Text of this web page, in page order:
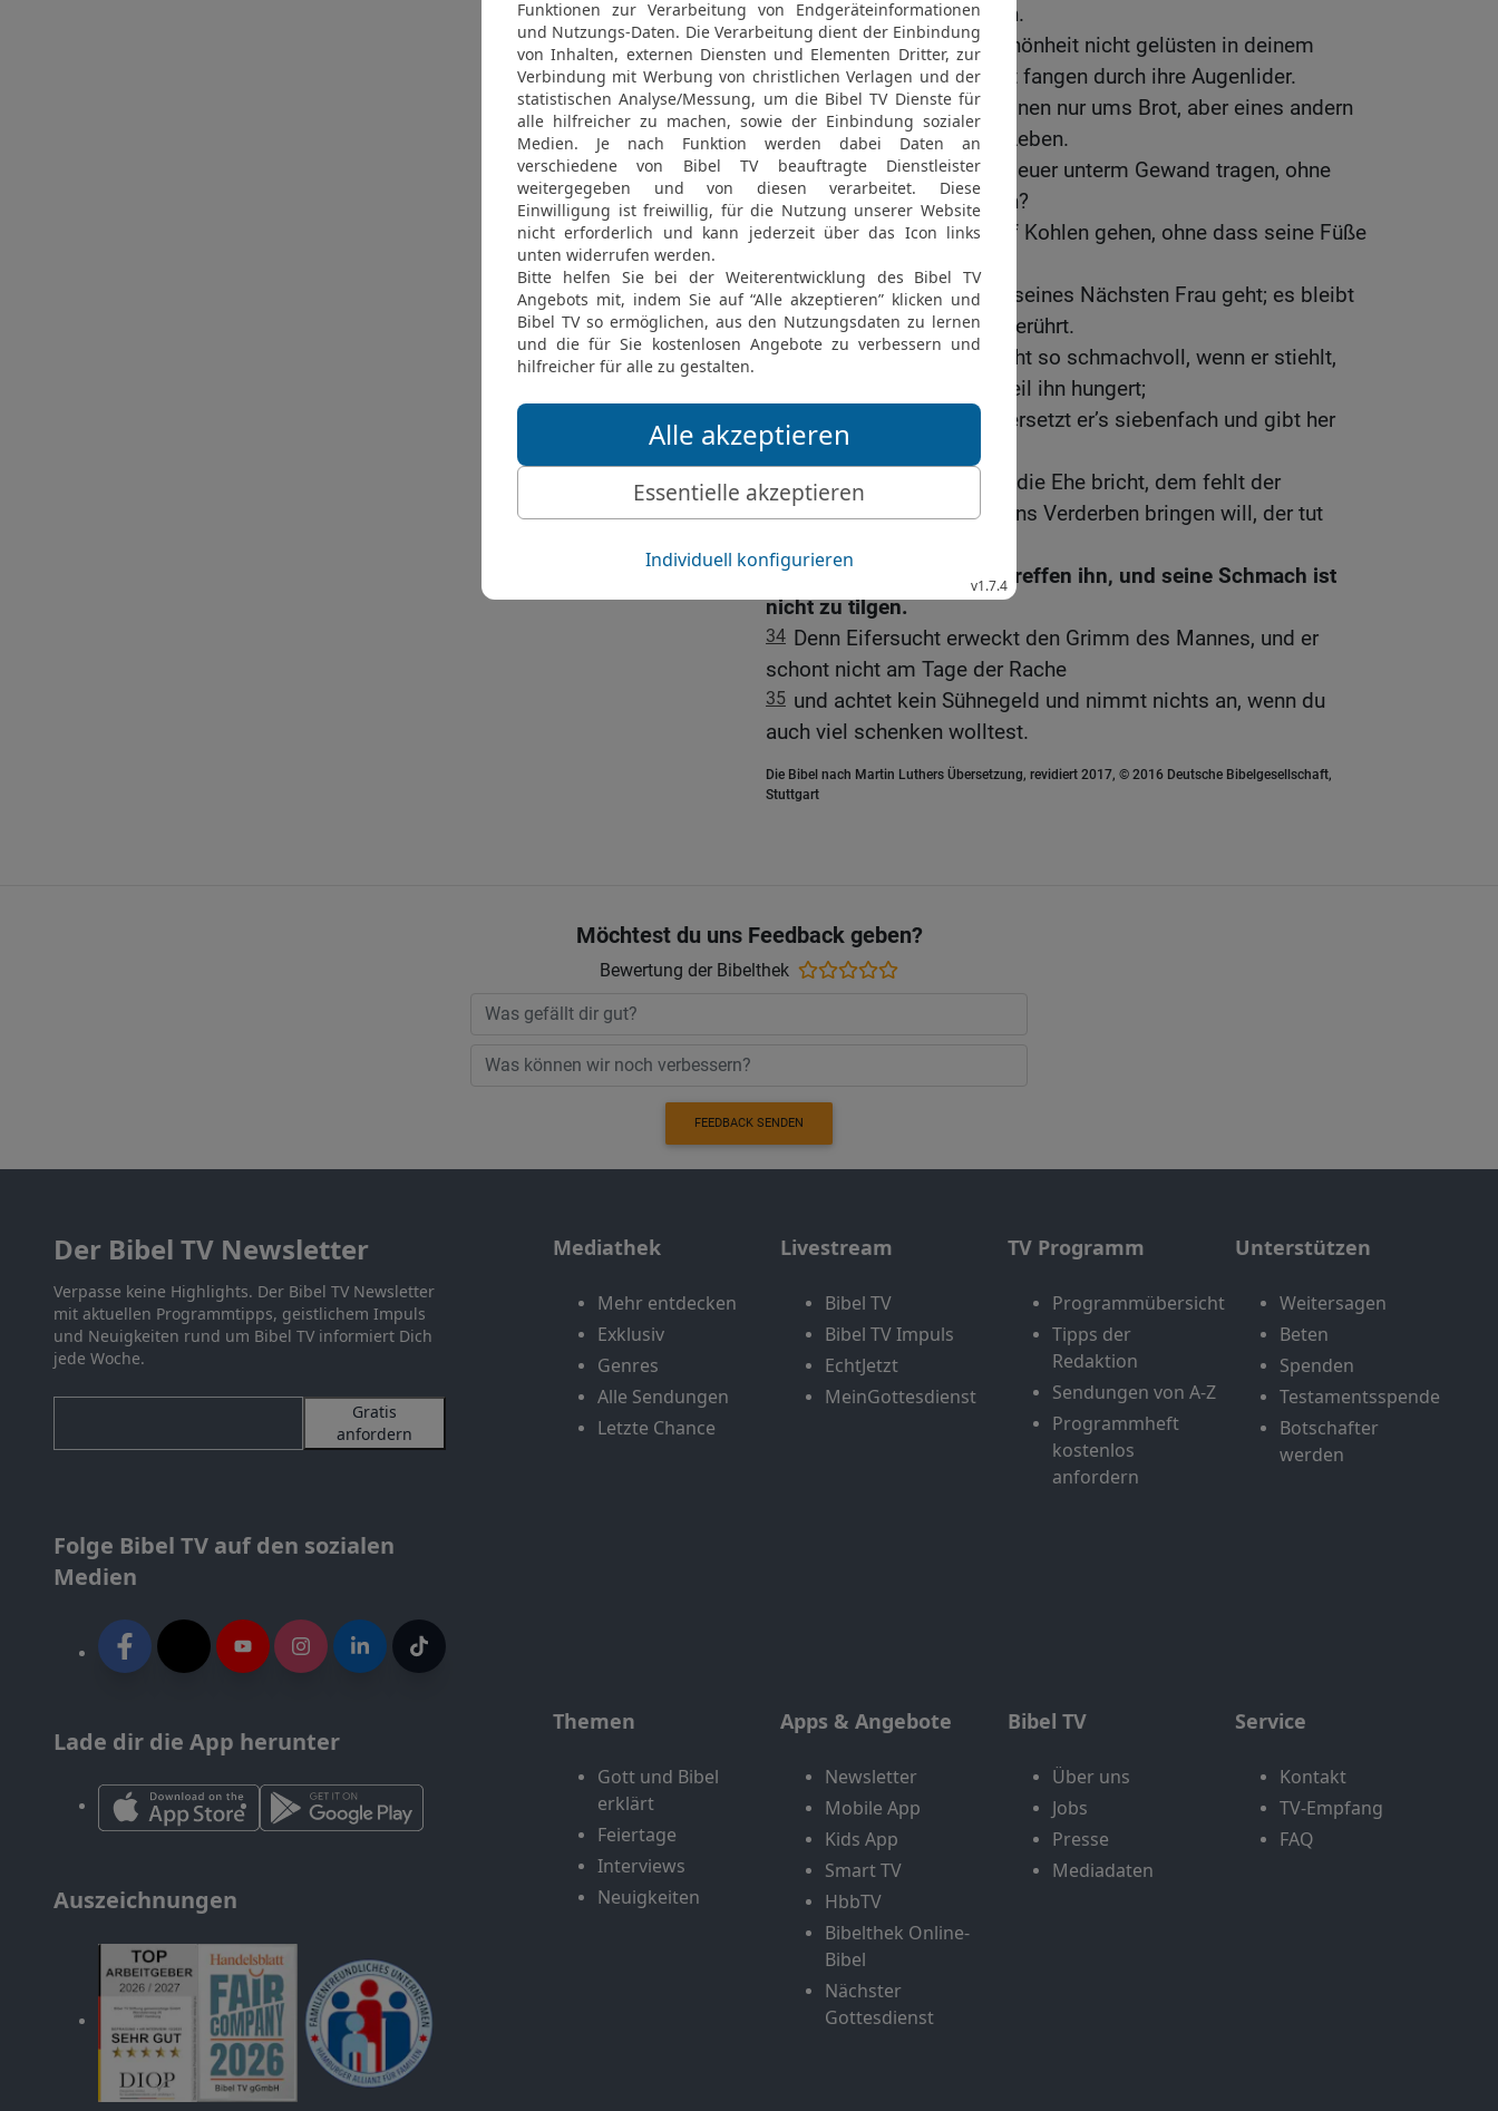
glatten Zunge der Fremden.
25 Lass dich nach ihrer Schönheit nicht gelüsten in deinem
Herzen, und lass dich nicht fangen durch ihre Augenlider.
26 Denn eine Hure bringt einen nur ums Brot, aber eines andern
Ehefrau um das kostbare Leben.
27 Kann auch jemand ein Feuer unterm Gewand tragen, ohne
dass seine Kleider brennen?
28 Oder könnte jemand auf Kohlen gehen, ohne dass seine Füße
29 So geht es dem, der zu seines Nächsten Frau geht; es bleibt
keiner ungestraft, der sie berührt.
30 Es ist für einen Dieb nicht so schmachvoll, wenn er stiehlt,
um seine Gier zu stillen, weil ihn hungert;
wenn er ergriffen wird, ersetzt er’s siebenfach und gibt her
alles Gut seines Hauses.
Aber wer mit einer Frau die Ehe bricht, dem fehlt der
Verstand. Wer sein Leben ins Verderben bringen will, der tut
33
Schläge und Schande treffen ihn, und seine Schmach ist
nicht zu tilgen.
34 Denn Eifersucht erweckt den Grimm des Mannes, und er
schont nicht am Tage der Rache
35 und achtet kein Sühnegeld und nimmt nichts an, wenn du
auch viel schenken wolltest.
Die Bibel nach Martin Luthers Übersetzung, revidiert 2017, © 2016 Deutsche Bibelgesellschaft,
Stuttgart
Möchtest du uns Feedback geben?
Bewertung der Bibelthek
FEEDBACK SENDEN
Der Bibel TV Newsletter
Verpasse keine Highlights. Der Bibel TV Newsletter
mit aktuellen Programmtipps, geistlichem Impuls
und Neuigkeiten rund um Bibel TV informiert Dich
jede Woche.
Gratis
anfordern
Folge Bibel TV auf den sozialen
Medien
Lade dir die App herunter
Auszeichnungen
Mediathek
Mehr entdecken
Exklusiv
Genres
Alle Sendungen
Letzte Chance
Livestream
Bibel TV
Bibel TV Impuls
EchtJetzt
MeinGottesdienst
TV Programm
Programmübersicht
Tipps der
Redaktion
Sendungen von A-Z
Programmheft
kostenlos
anfordern
Unterstützen
Weitersagen
Beten
Spenden
Testamentsspende
Botschafter
werden
Themen
Gott und Bibel
erklärt
Feiertage
Interviews
Neuigkeiten
Apps & Angebote
Newsletter
Mobile App
Kids App
Smart TV
HbbTV
Bibelthek Online-
Bibel
Nächster
Gottesdienst
Bibel TV
Über uns
Jobs
Presse
Mediadaten
Service
Kontakt
TV-Empfang
FAQ